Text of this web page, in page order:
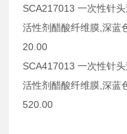
SCA217013 一次性针
活性剂醋酸纤维膜,深
20.00
SCA417013 一次性针
活性剂醋酸纤维膜,深蓝
520.00